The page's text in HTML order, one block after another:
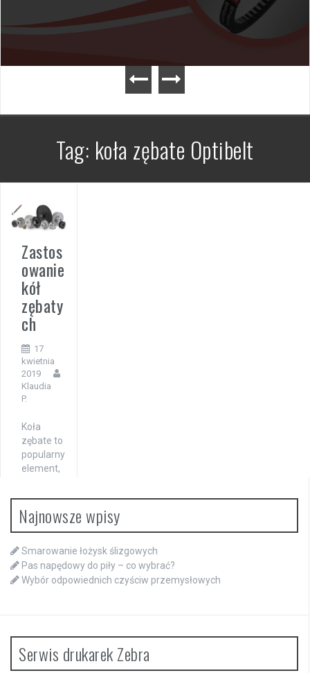
Tag: koła zębate Optibelt
Zastos
owanie
kół
zębaty
ch
17
kwietnia
2019
Klaudia
P.
Koła
zębate to
popularny
element,
ywany na
przykład
w
i zębatej,
którego
zadaniem
napędu.
Pasy
napędow
Najnowsze wpisy
Smarowanie łożysk ślizgowych
Pas napędowy do piły – co wybrać?
Wybór odpowiednich czyściw przemysłowych
Serwis drukarek Zebra